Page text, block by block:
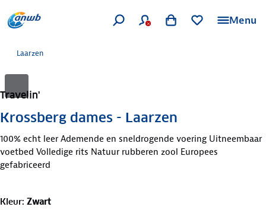
Menu
Laarzen
Travelin'
Krossberg dames - Laarzen
100% echt leer Ademende en sneldrogende voering Uitneembaar
voetbed Volledige rits Natuur rubberen zool Europees
gefabriceerd
Kleur: Zwart